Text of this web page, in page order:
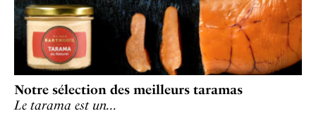
Notre sélection des meilleurs taramas
Le tarama est un…